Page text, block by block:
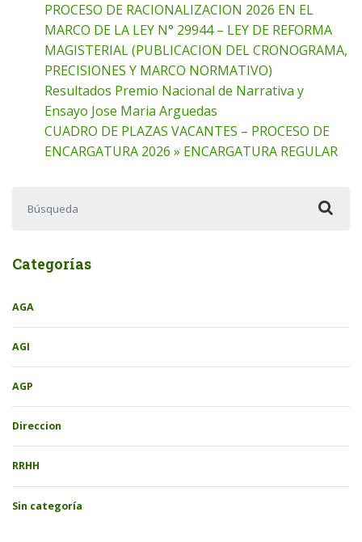
PROCESO DE RACIONALIZACION 2026 EN EL
MARCO DE LA LEY N° 29944 – LEY DE REFORMA
MAGISTERIAL (PUBLICACION DEL CRONOGRAMA,
PRECISIONES Y MARCO NORMATIVO)
Resultados Premio Nacional de Narrativa y
Ensayo Jose Maria Arguedas
CUADRO DE PLAZAS VACANTES – PROCESO DE
ENCARGATURA 2026 » ENCARGATURA REGULAR
Categorías
AGA
AGI
AGP
Direccion
RRHH
Sin categoría